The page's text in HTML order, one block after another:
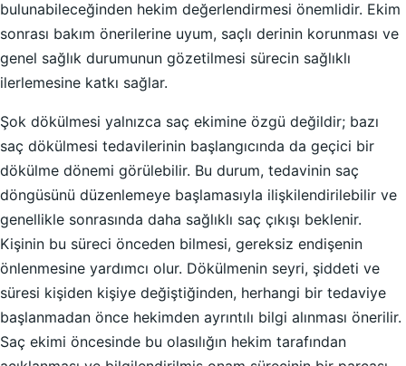
bulunabileceğinden hekim değerlendirmesi önemlidir. Ekim
sonrası bakım önerilerine uyum, saçlı derinin korunması ve
genel sağlık durumunun gözetilmesi sürecin sağlıklı
ilerlemesine katkı sağlar.
Şok dökülmesi yalnızca saç ekimine özgü değildir; bazı
saç dökülmesi tedavilerinin başlangıcında da geçici bir
dökülme dönemi görülebilir. Bu durum, tedavinin saç
döngüsünü düzenlemeye başlamasıyla ilişkilendirilebilir ve
genellikle sonrasında daha sağlıklı saç çıkışı beklenir.
Kişinin bu süreci önceden bilmesi, gereksiz endişenin
önlenmesine yardımcı olur. Dökülmenin seyri, şiddeti ve
süresi kişiden kişiye değiştiğinden, herhangi bir tedaviye
başlanmadan önce hekimden ayrıntılı bilgi alınması önerilir.
Saç ekimi öncesinde bu olasılığın hekim tarafından